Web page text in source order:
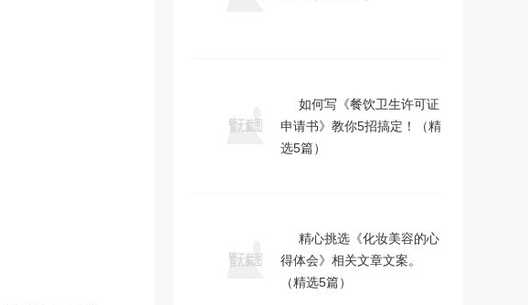
如何写《餐饮卫生许可证
申请书》教你5招搞定！（精
选5篇）
精心挑选《化妆美容的心
得体会》相关文章文案。
（精选5篇）